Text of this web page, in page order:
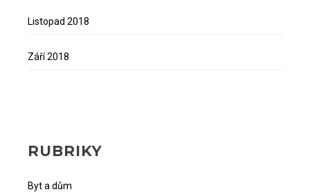
Listopad 2018
Září 2018
RUBRIKY
Byt a dům